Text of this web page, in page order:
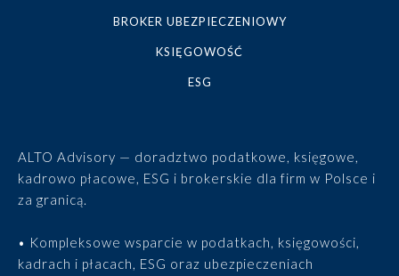
BROKER UBEZPIECZENIOWY
KSIĘGOWOŚĆ
ESG
ALTO Advisory — doradztwo podatkowe, księgowe,
kadrowo płacowe, ESG i brokerskie dla firm w Polsce i
za granicą.
• Kompleksowe wsparcie w podatkach, księgowości,
kadrach i płacach, ESG oraz ubezpieczeniach